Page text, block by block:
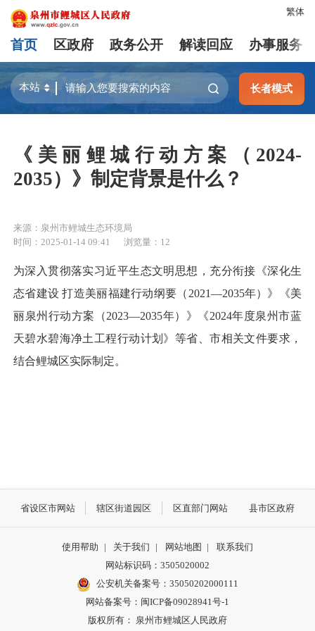
繁体
首页 区政府 政务公开 解读回应 办事服务
长者模式
《美丽鲤城行动方案（2024-
2035）》制定背景是什么？
来源：泉州市鲤城生态环境局
时间：2025-01-14 09:41
浏览量： 12
为深入贯彻落实习近平生态文明思想，充分衔接《深化生
态省建设 打造美丽福建行动纲要（2021—2035年）》《美
丽泉州行动方案（2023—2035年）》《2024年度泉州市蓝
天碧水碧海净土工程行动计划》等省、市相关文件要求，
结合鲤城区实际制定。
省设区市网站 辖区街道园区 区直部门网站 县市区政府
使用帮助 | 关于我们 | 网站地图 |
联系我们
网站标识码：3505020002
公安机关备案号：35050202000111
网站备案号：闽ICP备09028941号-1
版权所有： 泉州市鲤城区人民政府